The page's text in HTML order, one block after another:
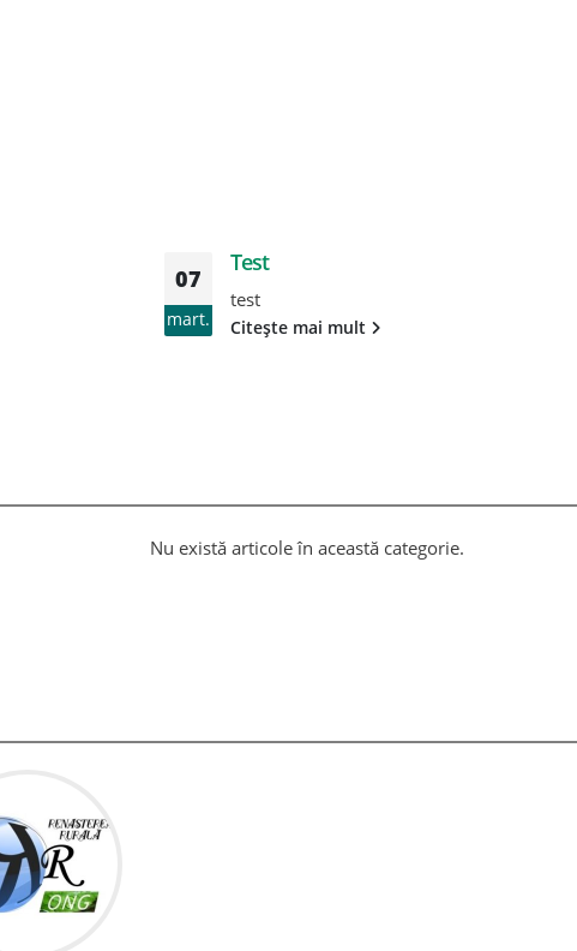
07
mart.
Test
test
Citește mai mult
Nu există articole în această categorie.